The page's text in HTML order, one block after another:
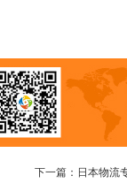
下一篇：日本物流